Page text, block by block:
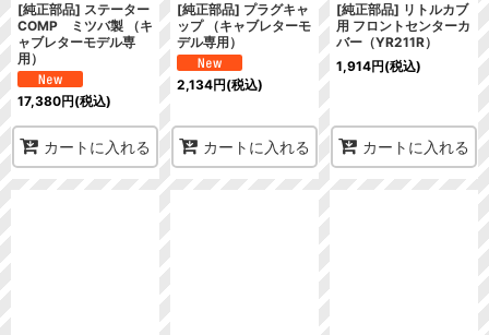
[純正部品] ステーター
COMP ミツバ製 （キ
ャブレターモデル専
用）
17,380円(税込)
カートに入れる
[純正部品] プラグキャ
ップ （キャブレターモ
デル専用）
2,134円(税込)
カートに入れる
[純正部品] リトルカブ
用 フロントセンターカ
バー（YR211R）
1,914円(税込)
カートに入れる